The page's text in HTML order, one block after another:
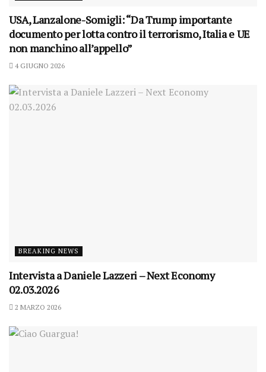
USA, Lanzalone-Somigli: “Da Trump importante
documento per lotta contro il terrorismo, Italia e UE
non manchino all’appello”
4 GIUGNO 2026
BREAKING NEWS
Intervista a Daniele Lazzeri – Next Economy
02.03.2026
2 MARZO 2026